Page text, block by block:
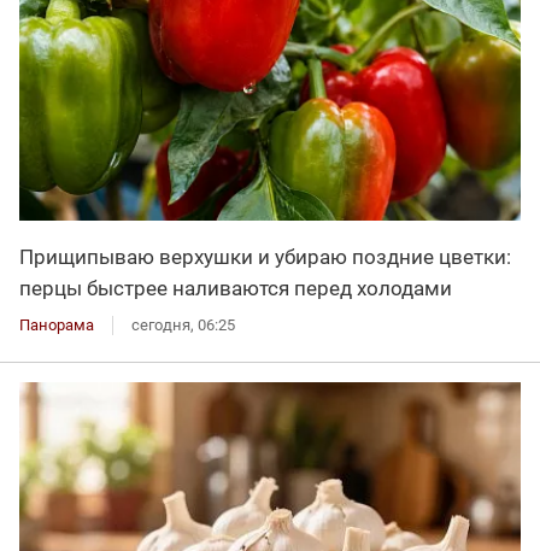
Прищипываю верхушки и убираю поздние цветки:
перцы быстрее наливаются перед холодами
Панорама сегодня, 06:25